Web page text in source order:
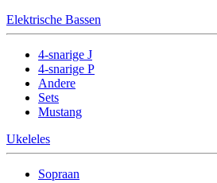
Elektrische Bassen
4-snarige J
4-snarige P
Andere
Sets
Mustang
Ukeleles
Sopraan